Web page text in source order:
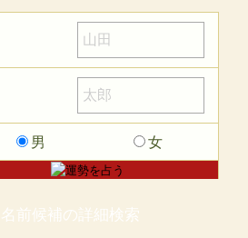
男 女
名前候補の詳細検索